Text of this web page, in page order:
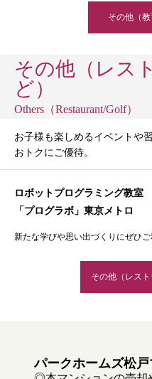
その他（教
その他（レス
ど）
Others（Restaurant/Golf）
お子様も楽しめるイベントや
おトクにご優待。
ロボットプログラミング教室
「プログラボ」東京メトロ
新たな学びや思い出づくりにぜひご
その他（レスト
パークホームズ松